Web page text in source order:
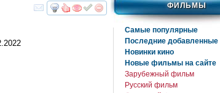
ФИЛЬМЫ
Самые популярные
Последние добавленные
Новинки кино
Новые фильмы на сайте
Зарубежный фильм
Русский фильм
смотретьинтересует